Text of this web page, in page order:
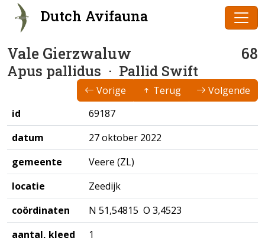
Dutch Avifauna
Vale Gierzwaluw 68
Apus pallidus · Pallid Swift
Vorige Terug
Volgende
id
69187
datum
27 oktober 2022
gemeente
Veere (ZL)
locatie
Zeedijk
coördinaten
N 51,54815 O 3,4523
aantal, kleed
1